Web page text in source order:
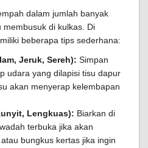
dalam jumlah banyak
di kulkas. Di
beberapa tips sederhana:
Jeruk, Sereh): Simpan
udara yang dilapisi tisu dapur
akan menyerap kelembapan
Lengkuas): Biarkan di
terbuka jika akan
bungkus kertas jika ingin